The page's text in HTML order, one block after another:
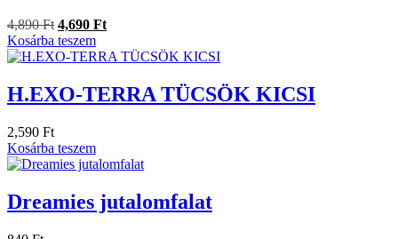
4,890Ft 4,690 Ft
Kosárba teszem
H.EXO-TERRA TÜCSÖK KICSI
2,590 Ft
Kosárba teszem
Dreamies jutalomfalat